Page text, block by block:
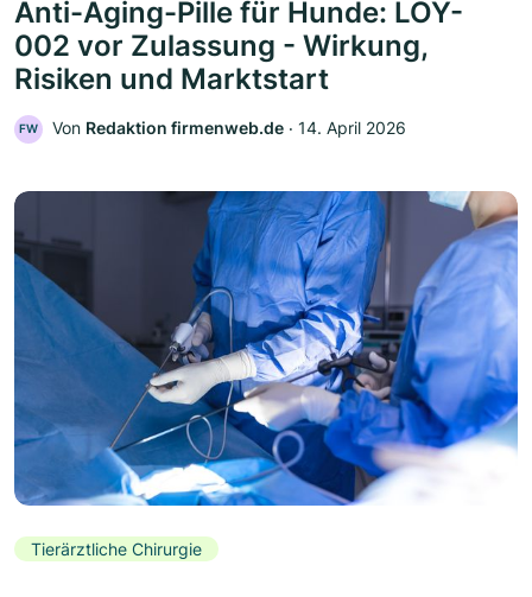
Anti-Aging-Pille für Hunde: LOY-
002 vor Zulassung - Wirkung,
Risiken und Marktstart
FW Von Redaktion firmenweb.de ‧ 14. April 2026
Tierärztliche Chirurgie